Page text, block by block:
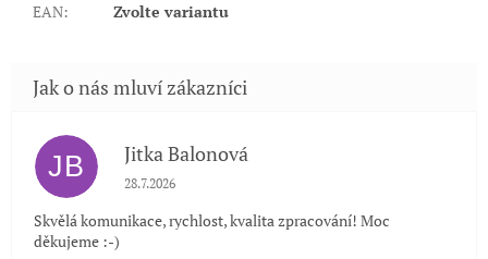
EAN: Zvolte variantu
JB Jitka Balonová
Hodnocení obchodu je 5 z 5 hvězdiček.
28.7.2026
Skvělá komunikace, rychlost, kvalita zpracování! Moc
děkujeme :-)